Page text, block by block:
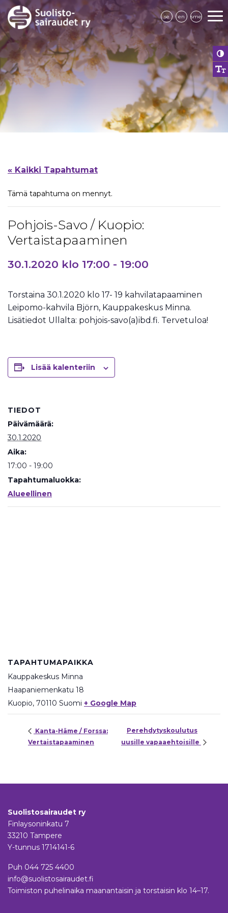
se en sme
« Kaikki Tapahtumat
Tämä tapahtuma on mennyt.
Pohjois-Savo / Kuopio:
Vertaistapaaminen
30.1.2020 klo 17:00 - 19:00
Torstaina 30.1.2020 klo 17- 19 kahvilatapaaminen
Leipomo-kahvila Björn, Kauppakeskus Minna.
Lisätiedot Ullalta: pohjois-savo(a)ibd.fi. Tervetuloa!
Lisää kalenteriin
TIEDOT
Päivämäärä:
30.1.2020
Aika:
17:00 - 19:00
Tapahtumaluokka:
Alueellinen
TAPAHTUMAPAIKKA
Kauppakeskus Minna
Haapaniemenkatu 18
Kuopio, 70110 Suomi + Google Map
Kanta-Häme / Forssa:
Vertaistapaaminen
Perehdytyskoulutus
uusille vapaaehtoisille
Suolistosairaudet ry
Finlaysoninkatu 7
33210 Tampere
Y-tunnus 1714141-6
Puh 044 725 4400
info@suolistosairaudet.fi
Toimiston puhelinaika maanantaisin ja torstaisin klo 14–17.